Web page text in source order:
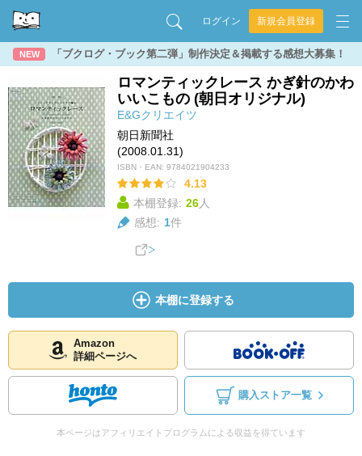
ログイン 新規会員登録
NEW 「ブクログ・ブック第二弾」制作決定＆掲載する感想大募集！
ロマンティックレース かぎ針のかわ
いいこもの (朝日オリジナル)
E&Gクリエイツ
朝日新聞社
(2008.01.31)
ISBN・EAN: 9784021904233
4.13
本棚登録: 26人
感想: 1件
本棚に登録する
Amazon
詳細ページへ
購入ストア一覧
本ページはアフィリエイトプログラムによる収益を得ています